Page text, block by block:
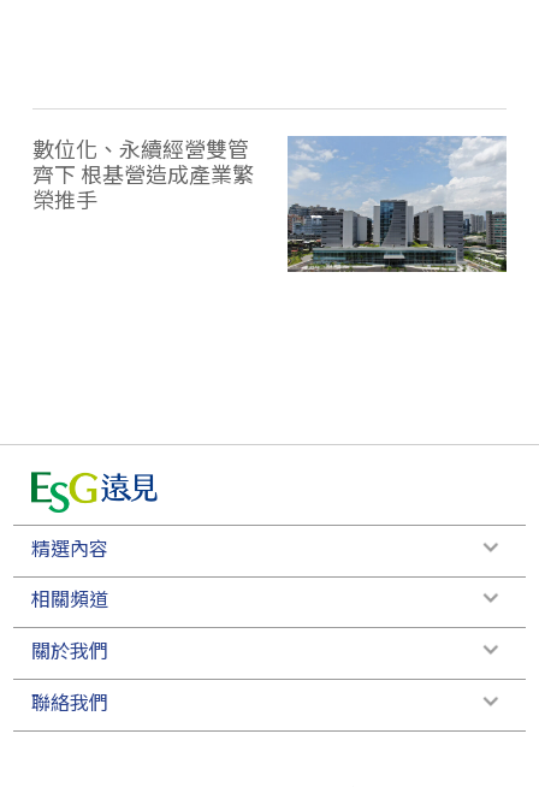
數位化、永續經營雙管
齊下 根基營造成產業繁
榮推手
精選內容
相關頻道
關於我們
聯絡我們